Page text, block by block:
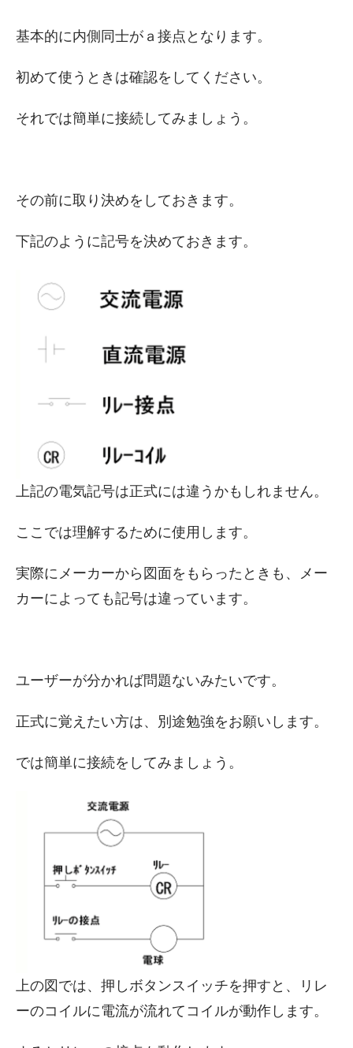
基本的に内側同士がａ接点となります。
初めて使うときは確認をしてください。
それでは簡単に接続してみましょう。
その前に取り決めをしておきます。
下記のように記号を決めておきます。
上記の電気記号は正式には違うかもしれません。
ここでは理解するために使用します。
実際にメーカーから図面をもらったときも、メー
カーによっても記号は違っています。
ユーザーが分かれば問題ないみたいです。
正式に覚えたい方は、別途勉強をお願いします。
では簡単に接続をしてみましょう。
上の図では、押しボタンスイッチを押すと、リレ
ーのコイルに電流が流れてコイルが動作します。